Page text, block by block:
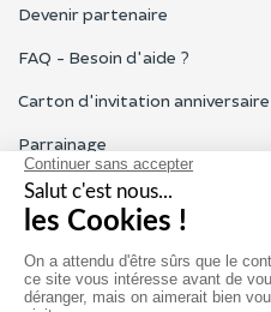
Devenir partenaire
FAQ - Besoin d'aide ?
Carton d'invitation anniversaire
Parrainage
Tous les avis Funbooker
Particuliers,
Notre service client est ouvert